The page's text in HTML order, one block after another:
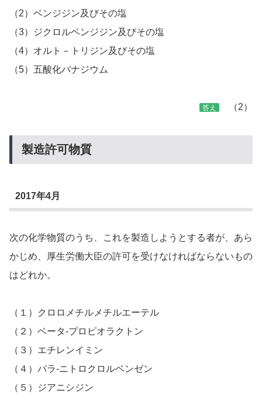
（2）ベンジジン及びその塩
（3）ジクロルベンジジン及びその塩
（4）オルト－トリジン及びその塩
（5）五酸化バナジウム
答え （2）
製造許可物質
2017年4月
次の化学物質のうち、これを製造しようとする者が、あら
かじめ、厚生労働大臣の許可を受けなければならないもの
はどれか。
（１）クロロメチルメチルエーテル
（２）ベータ-プロピオラクトン
（３）エチレンイミン
（４）パラ-ニトロクロルベンゼン
（５）ジアニシジン